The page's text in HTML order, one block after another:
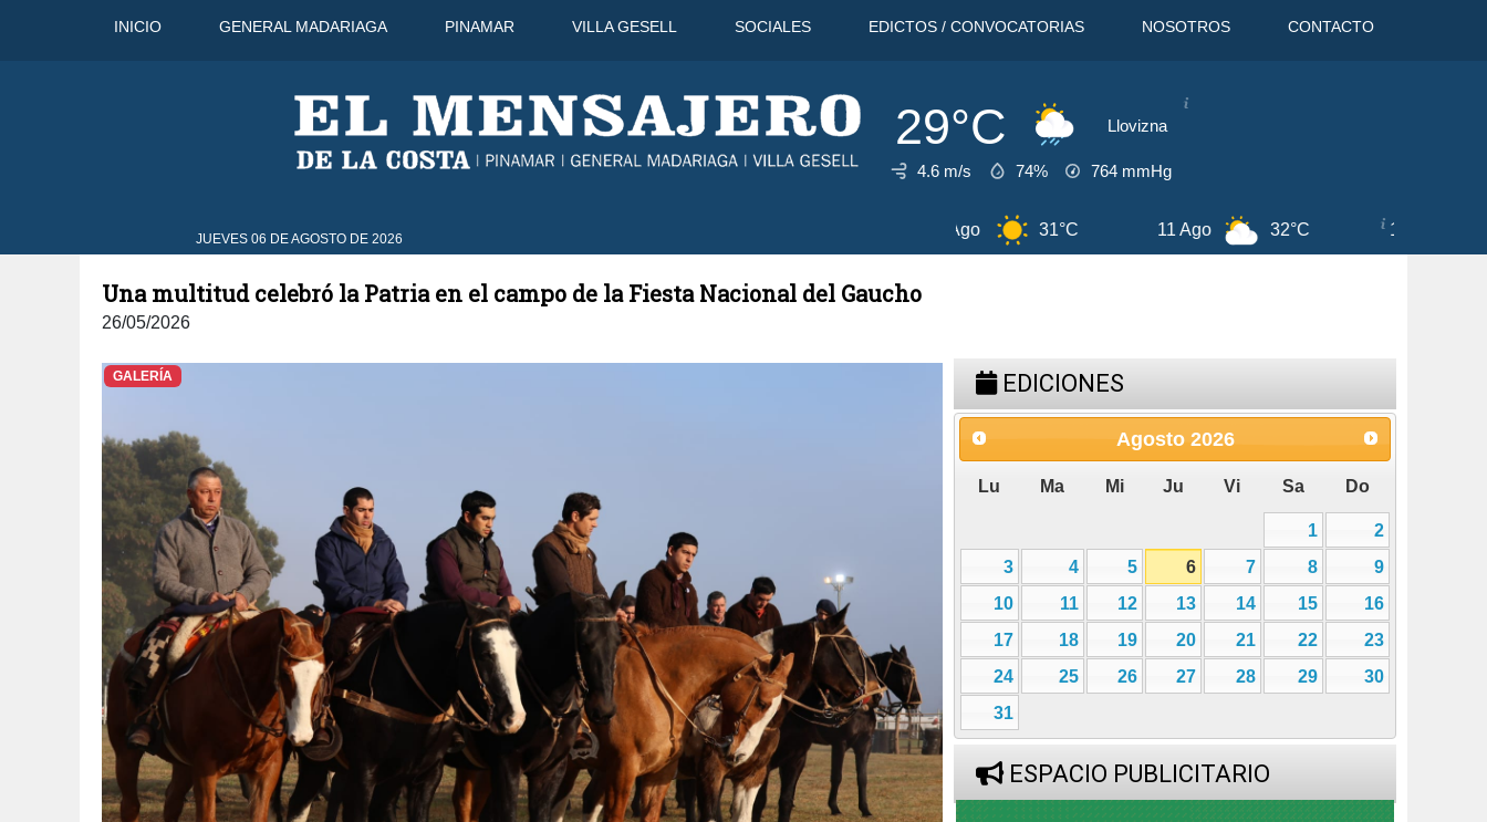
INICIO GENERAL MADARIAGA PINAMAR VILLA GESELL SOCIALES EDICTOS / CONVOCATORIAS NOSOTROS CONTACTO
29°C Llovizna
4.6 m/s 74% 764 mmHg
JUEVES 06 DE AGOSTO DE 2026
31°C 8 Ago 31°C 11 Ago 32°C 12 Ago
Una multitud celebró la Patria en el campo de la Fiesta Nacional del Gaucho
26/05/2026
GALERÍA Agosto
Lu Ma Mi Ju Vi Sa Do
1
2
15
16
17
18 19 20 21 22
23
24
25 26 27 28 29
30
31
ESPACIO PUBLICITARIO